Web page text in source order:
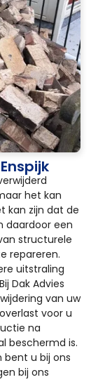
het kan
kan zijn dat de
daardoor een
structurele
repareren.
uitstraling
Dak Advies
van uw
voor u
na
beschermd is.
u bij ons
bij ons